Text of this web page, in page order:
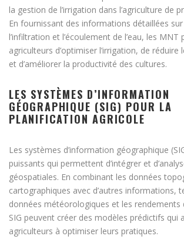
la gestion de l’irrigation dans l’agriculture de
En fournissant des informations détaillées
l’infiltration et l’écoulement de l’eau, les
agriculteurs d’optimiser l’irrigation, de réduire
et d’améliorer la productivité des cultures.
LES SYSTÈMES D’INFORMATION
GÉOGRAPHIQUE (SIG) POUR LA
PLANIFICATION AGRICOLE
Les systèmes d’information géographique
puissants qui permettent d’intégrer et
géospatiales. En combinant les données
cartographiques avec d’autres informations,
données météorologiques et les rendements
SIG peuvent créer des modèles prédictifs qui
agriculteurs à optimiser leurs pratiques.